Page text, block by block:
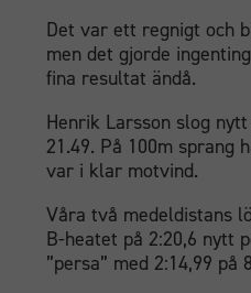
Det var ett regnigt och
men det gjorde
fina resultat ändå.
Henrik Larsson slog
21.49. På 100m sprang
var i klar motvind.
Våra två medeldistans
B-heatet på 2:20,6 nytt
”persa” med 2:14,99